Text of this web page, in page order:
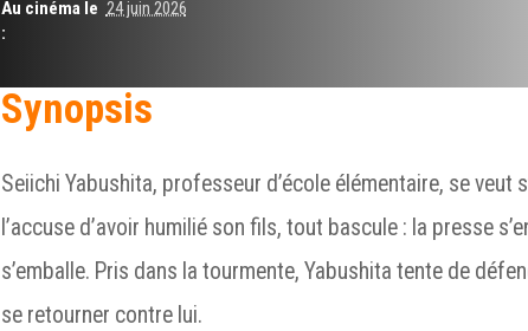
Au cinéma le
:
24 juin 2026
Synopsis
Seiichi Yabushita, professeur d’école élémentaire, se veut
l’accuse d’avoir humilié son fils, tout bascule : la presse
s’emballe. Pris dans la tourmente, Yabushita tente de
se retourner contre lui.